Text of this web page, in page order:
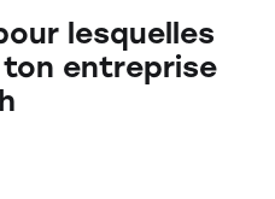
lesquelles
entreprise